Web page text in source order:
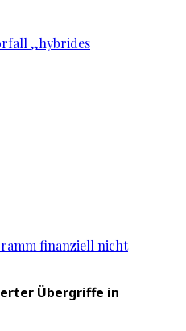
„hybrides
finanziell nicht
Übergriffe in